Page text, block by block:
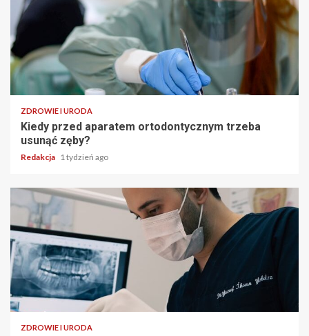
ZDROWIE I URODA
Kiedy przed aparatem ortodontycznym trzeba
usunąć zęby?
Redakcja 1 tydzień ago
ZDROWIE I URODA